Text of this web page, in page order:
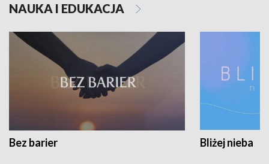
NAUKA I EDUKACJA
Bez barier Bliżej nieba